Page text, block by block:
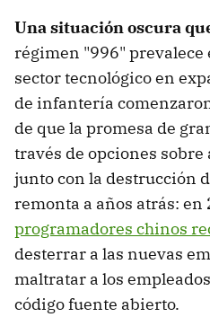
Una situación oscura
régimen "996" prevalece
sector tecnológico en
de infantería
de que la promesa de
través de opciones
junto con la destrucción
remonta a años atrás: en
programadores chinos
desterrar a las nuevas
maltratar a los
código fuente abierto.